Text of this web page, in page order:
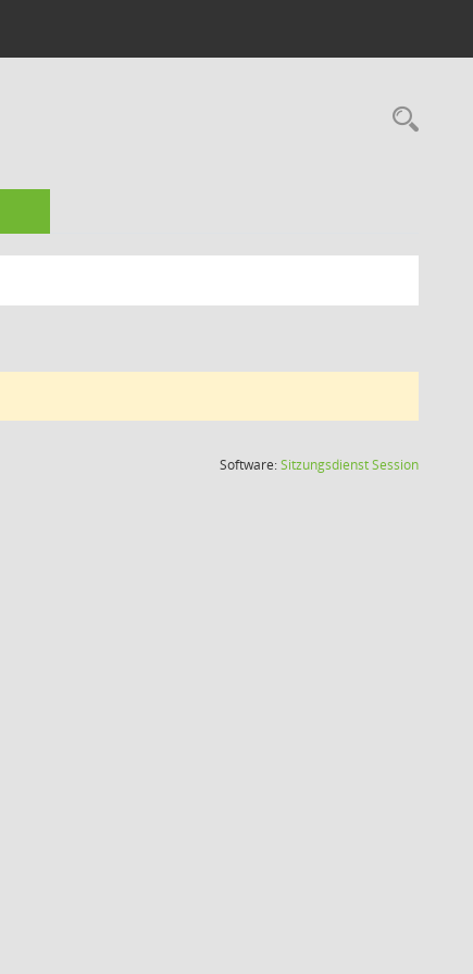
Software:SitzungsdienstSession(Wird in